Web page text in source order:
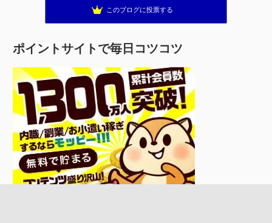
このブログに投票する
ポイントサイトで毎日コツコツ